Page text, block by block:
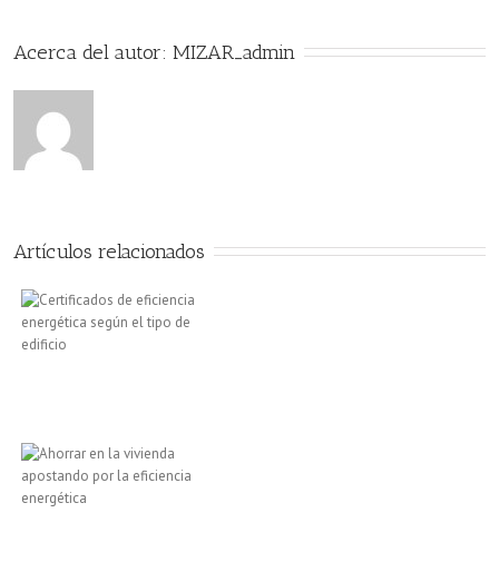
Acerca del autor: MIZAR_admin
Artículos relacionados